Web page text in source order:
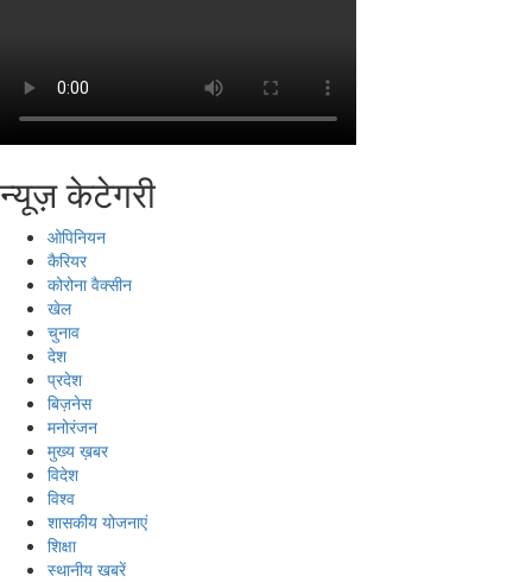
न्यूज़ केटेगरी
ओपिनियन
कैरियर
कोरोना वैक्सीन
खेल
चुनाव
देश
प्रदेश
बिज़नेस
मनोरंजन
मुख्य ख़बर
विदेश
विश्व
शासकीय योजनाएं
शिक्षा
स्थानीय खबरें